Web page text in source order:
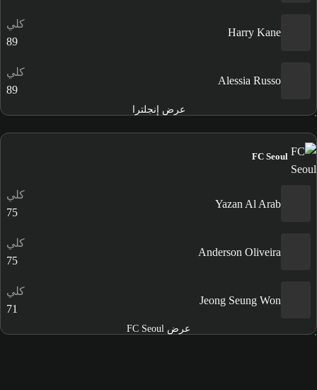
Harry Kane
كلي
89
Alessia Russo
كلي
89
عرض إنجلترا
FC Seoul
Yazan Al Arab
كلي
75
Anderson Oliveira
كلي
75
Jeong Seung Won
كلي
71
عرض FC Seoul